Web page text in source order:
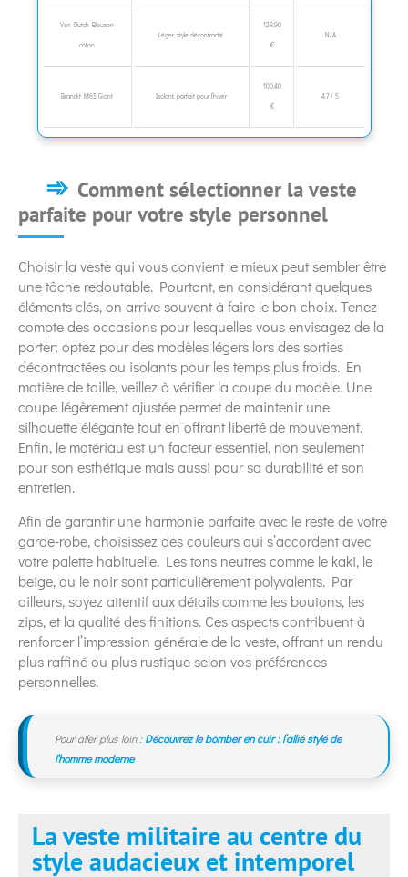
Von Dutch Blouson
coton
Léger, style décontracté
129,90
€
N/A
Brandit M65 Giant Isolant, parfait pour l’hiver
100,40
€
4.7 / 5
Comment sélectionner la veste
parfaite pour votre style personnel
Choisir la veste qui vous convient le mieux peut sembler être
une tâche redoutable. Pourtant, en considérant quelques
éléments clés, on arrive souvent à faire le bon choix. Tenez
compte des occasions pour lesquelles vous envisagez de la
porter; optez pour des modèles légers lors des sorties
décontractées ou isolants pour les temps plus froids. En
matière de taille, veillez à vérifier la coupe du modèle. Une
coupe légèrement ajustée permet de maintenir une
silhouette élégante tout en offrant liberté de mouvement.
Enfin, le matériau est un facteur essentiel, non seulement
pour son esthétique mais aussi pour sa durabilité et son
entretien.
Afin de garantir une harmonie parfaite avec le reste de votre
garde-robe, choisissez des couleurs qui s’accordent avec
votre palette habituelle. Les tons neutres comme le kaki, le
beige, ou le noir sont particulièrement polyvalents. Par
ailleurs, soyez attentif aux détails comme les boutons, les
zips, et la qualité des finitions. Ces aspects contribuent à
renforcer l’impression générale de la veste, offrant un rendu
plus raffiné ou plus rustique selon vos préférences
personnelles.
Pour aller plus loin : Découvrez le bomber en cuir : l’allié stylé de
l’homme moderne
La veste militaire au centre du
style audacieux et intemporel